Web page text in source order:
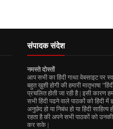
संपादक संदेश
नमस्ते दोस्तों
आप सभी का हिंदी गाथा वेबसाइट पर
बहुत ख़ुशी होगी की हमारी मातृभाषा
प्रचलित होती जा रही है | इसी कारण
सभी हिंदी पढने वाले पाठकों को हिंदी
अनुछेद हो या निबंध हो या हिंदी
रहता है की अपने सभी पाठकों को उनकी
कर सके |